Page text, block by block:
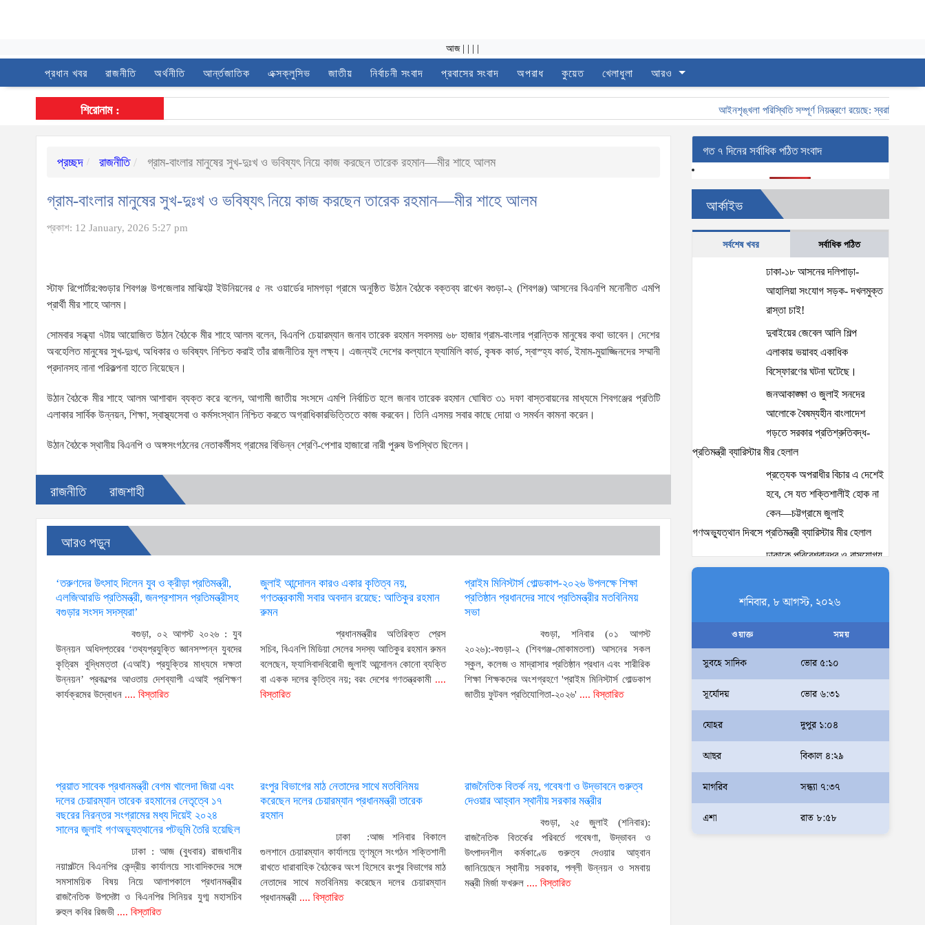
আজ
প্রধান খবর রাজনীতি অর্থনীতি আর্ন্তজাতিক এক্সক্লুসিভ জাতীয় নির্বাচনী সংবাদ প্রবাসের সংবাদ অপরাধ কুয়েত খেলাধুলা আরও
শিরোনাম : আইনশৃঙ্খলা পরিস্থিতি সম্পূর্ণ নিয়ন্ত্রণে রয়েছে: স্বরাষ্ট্রমন্ত্রী
প্রচ্ছদ রাজনীতি গ্রাম-বাংলার মানুষের সুখ-দুঃখ ও ভবিষ্যৎ নিয়ে কাজ করছেন তারেক রহমান—মীর শাহে আলম
গ্রাম-বাংলার মানুষের সুখ-দুঃখ ও ভবিষ্যৎ নিয়ে কাজ করছেন তারেক রহমান—মীর শাহে আলম
প্রকাশ: 12 January, 2026 5:27 pm
স্টাফ রিপোর্টার:বগুড়ার শিবগঞ্জ উপজেলার মাঝিহট্ট ইউনিয়নের ৫ নং ওয়ার্ডের দামগড়া গ্রামে অনুষ্ঠিত উঠান বৈঠকে বক্তব্য রাখেন বগুড়া-২ (শিবগঞ্জ) আসনের বিএনপি মনোনীত এমপি
প্রার্থী মীর শাহে আলম।
সোমবার সন্ধ্যা ৭টায় আয়োজিত উঠান বৈঠকে মীর শাহে আলম বলেন, বিএনপি চেয়ারম্যান জনাব তারেক রহমান সবসময় ৬৮ হাজার গ্রাম-বাংলার প্রান্তিক মানুষের কথা ভাবেন। দেশের
অবহেলিত মানুষের সুখ-দুঃখ, অধিকার ও ভবিষ্যৎ নিশ্চিত করাই তাঁর রাজনীতির মূল লক্ষ্য। এজন্যই দেশের কল্যানে ফ্যামিলি কার্ড, কৃষক কার্ড, স্বাস্হ্য কার্ড, ইমাম-মুয়াজ্জিনদের সম্মানী
প্রদানসহ নানা পরিকল্পনা হাতে নিয়েছেন।
উঠান বৈঠকে মীর শাহে আলম আশাবাদ ব্যক্ত করে বলেন, আগামী জাতীয় সংসদে এমপি নির্বাচিত হলে জনাব তারেক রহমান ঘোষিত ৩১ দফা বাস্তবায়নের মাধ্যমে শিবগঞ্জের প্রতিটি
এলাকার সার্বিক উন্নয়ন, শিক্ষা, স্বাস্থ্যসেবা ও কর্মসংস্থান নিশ্চিত করতে অগ্রাধিকারভিত্তিতে কাজ করবেন। তিনি এসময় সবার কাছে দোয়া ও সমর্থন কামনা করেন।
উঠান বৈঠকে স্থানীয় বিএনপি ও অঙ্গসংগঠনের নেতাকর্মীসহ গ্রামের বিভিন্ন শ্রেণি-পেশার হাজারো নারী পুরুষ উপস্থিত ছিলেন।
রাজনীতি রাজশাহী
আরও পড়ুন
‘তরুণদের উৎসাহ দিলেন যুব ও ক্রীড়া প্রতিমন্ত্রী,
এলজিআরডি প্রতিমন্ত্রী, জনপ্রশাসন প্রতিমন্ত্রীসহ
বগুড়ার সংসদ সদস্যরা’
বগুড়া, ০২ আগস্ট ২০২৬ : যুব
উন্নয়ন অধিদপ্তরের ‘তথ্যপ্রযুক্তি জ্ঞানসম্পন্ন যুবদের
কৃত্রিম বুদ্ধিমত্তা (এআই) প্রযুক্তির মাধ্যমে দক্ষতা
উন্নয়ন’ প্রকল্পের আওতায় দেশব্যাপী এআই প্রশিক্ষণ
কার্যক্রমের উদ্বোধন .... বিস্তারিত
জুলাই আন্দোলন কারও একার কৃতিত্ব নয়,
গণতন্ত্রকামী সবার অবদান রয়েছে: আতিকুর রহমান
রুমন
প্রধানমন্ত্রীর অতিরিক্ত প্রেস
সচিব, বিএনপি মিডিয়া সেলের সদস্য আতিকুর রহমান রুমন
বলেছেন, ফ্যাসিবাদবিরোধী জুলাই আন্দোলন কোনো ব্যক্তি
বা একক দলের কৃতিত্ব নয়; বরং দেশের গণতন্ত্রকামী ....
বিস্তারিত
প্রাইম মিনিস্টার্স গোল্ডকাপ-২০২৬ উপলক্ষে শিক্ষা
প্রতিষ্ঠান প্রধানদের সাথে প্রতিমন্ত্রীর মতবিনিময়
সভা
বগুড়া, শনিবার (০১ আগস্ট
২০২৬):-বগুড়া-২ (শিবগঞ্জ-মোকামতলা) আসনের সকল
স্কুল, কলেজ ও মাদ্রাসার প্রতিষ্ঠান প্রধান এবং শারীরিক
শিক্ষা শিক্ষকদের অংশগ্রহণে 'প্রাইম মিনিস্টার্স গোল্ডকাপ
জাতীয় ফুটবল প্রতিযোগিতা-২০২৬' .... বিস্তারিত
প্রয়াত সাবেক প্রধানমন্ত্রী বেগম খালেদা জিয়া এবং
দলের চেয়ারম্যান তারেক রহমানের নেতৃত্বে ১৭
বছরের নিরন্তর সংগ্রামের মধ্য দিয়েই ২০২৪
সালের জুলাই গণঅভ্যুত্থানের পটভূমি তৈরি হয়েছিল
ঢাকা : আজ (বুধবার) রাজধানীর
নয়াপল্টনে বিএনপির কেন্দ্রীয় কার্যালয়ে সাংবাদিকদের সঙ্গে
সমসাময়িক বিষয় নিয়ে আলাপকালে প্রধানমন্ত্রীর
রাজনৈতিক উপদেষ্টা ও বিএনপির সিনিয়র যুগ্ম মহাসচিব
রুহুল কবির রিজভী .... বিস্তারিত
রংপুর বিভাগের মাঠ নেতাদের সাথে মতবিনিময়
করেছেন দলের চেয়ারম্যান প্রধানমন্ত্রী তারেক
রহমান
ঢাকা :আজ শনিবার বিকালে
গুলশানে চেয়ারম্যান কার্যালয়ে তৃণমূলে সংগঠন শক্তিশালী
রাখতে ধারাবাহিক বৈঠকের অংশ হিসেবে রংপুর বিভাগের মাঠ
নেতাদের সাথে মতবিনিময় করেছেন দলের চেয়ারম্যান
প্রধানমন্ত্রী .... বিস্তারিত
রাজনৈতিক বিতর্ক নয়, গবেষণা ও উদ্ভাবনে গুরুত্ব
দেওয়ার আহ্বান স্থানীয় সরকার মন্ত্রীর
বগুড়া, ২৫ জুলাই (শনিবার):
রাজনৈতিক বিতর্কের পরিবর্তে গবেষণা, উদ্ভাবন ও
উৎপাদনশীল কর্মকাণ্ডে গুরুত্ব দেওয়ার আহ্বান
জানিয়েছেন স্থানীয় সরকার, পল্লী উন্নয়ন ও সমবায়
মন্ত্রী মির্জা ফখরুল.... বিস্তারিত
গত ৭ দিনের সর্বাধিক পঠিত সংবাদ
আর্কাইভ
সর্বশেষ খবর সর্বাধিক পঠিত
ঢাকা-১৮ আসনের দলিপাড়া-
আহালিয়া সংযোগ সড়ক- দখলমুক্ত
রাস্তা চাই!
দুবাইয়ের জেবেল আলি শিল্প
এলাকায় ভয়াবহ একাধিক
বিস্ফোরণের ঘটনা ঘটেছে।
জনআকাঙ্ক্ষা ও জুলাই সনদের
আলোকে বৈষম্যহীন বাংলাদেশ
গড়তে সরকার প্রতিশ্রুতিবদ্ধ-
প্রতিমন্ত্রী ব্যারিস্টার মীর হেলাল
প্রত্যেক অপরাধীর বিচার এ দেশেই
হবে, সে যত শক্তিশালীই হোক না
কেন—চট্টগ্রামে জুলাই
গণঅভ্যুত্থান দিবসে প্রতিমন্ত্রী ব্যারিস্টার মীর হেলাল
ঢাকাকে পরিবেশবান্ধব ও বাসযোগ্য
নাগরিকদের দায়িত্বশীল ভূমিকা
ব্যারিস্টার মীর হেলাল
কার্যকর উদ্যোগ নেয়ার আহ্বান
পার্বত্য প্রতিমন্ত্রীর
খুনের মামলায় গ্রেপ্তার তার স্বামী
শনিবার, ৮ আগস্ট, ২০২৬
ওয়াক্ত সময়
সুবহে সাদিক ভোর ৫:১০
সূর্যোদয় ভোর ৬:৩১
যোহর দুপুর ১:০৪
আছর বিকাল ৪:২৯
মাগরিব সন্ধ্যা ৭:৩৭
এশা রাত ৮:৫৮